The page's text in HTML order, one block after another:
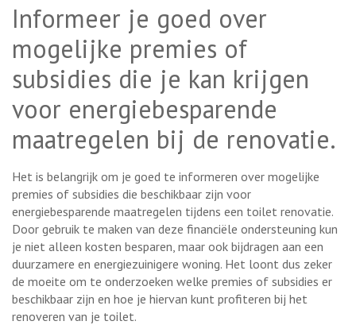
Informeer je goed over
mogelijke premies of
subsidies die je kan krijgen
voor energiebesparende
maatregelen bij de renovatie.
Het is belangrijk om je goed te informeren over mogelijke
premies of subsidies die beschikbaar zijn voor
energiebesparende maatregelen tijdens een toilet renovatie.
Door gebruik te maken van deze financiële ondersteuning kun
je niet alleen kosten besparen, maar ook bijdragen aan een
duurzamere en energiezuinigere woning. Het loont dus zeker
de moeite om te onderzoeken welke premies of subsidies er
beschikbaar zijn en hoe je hiervan kunt profiteren bij het
renoveren van je toilet.